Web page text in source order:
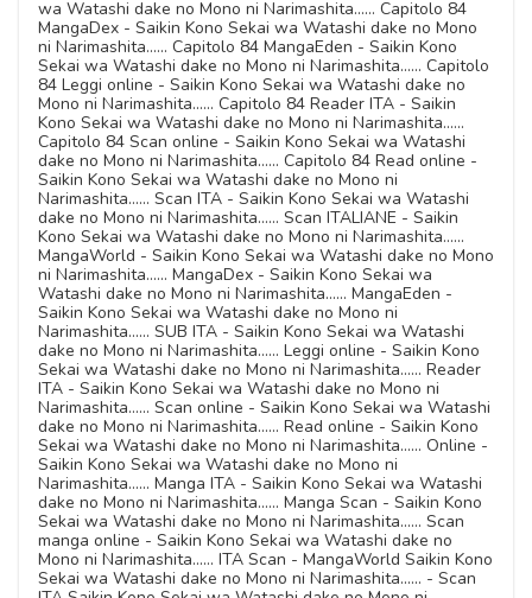
wa Watashi dake no Mono ni Narimashita...... Capitolo 84
MangaDex - Saikin Kono Sekai wa Watashi dake no Mono
ni Narimashita...... Capitolo 84 MangaEden - Saikin Kono
Sekai wa Watashi dake no Mono ni Narimashita...... Capitolo
84 Leggi online - Saikin Kono Sekai wa Watashi dake no
Mono ni Narimashita...... Capitolo 84 Reader ITA - Saikin
Kono Sekai wa Watashi dake no Mono ni Narimashita......
Capitolo 84 Scan online - Saikin Kono Sekai wa Watashi
dake no Mono ni Narimashita...... Capitolo 84 Read online -
Saikin Kono Sekai wa Watashi dake no Mono ni
Narimashita...... Scan ITA - Saikin Kono Sekai wa Watashi
dake no Mono ni Narimashita...... Scan ITALIANE - Saikin
Kono Sekai wa Watashi dake no Mono ni Narimashita......
MangaWorld - Saikin Kono Sekai wa Watashi dake no Mono
ni Narimashita...... MangaDex - Saikin Kono Sekai wa
Watashi dake no Mono ni Narimashita...... MangaEden -
Saikin Kono Sekai wa Watashi dake no Mono ni
Narimashita...... SUB ITA - Saikin Kono Sekai wa Watashi
dake no Mono ni Narimashita...... Leggi online - Saikin Kono
Sekai wa Watashi dake no Mono ni Narimashita...... Reader
ITA - Saikin Kono Sekai wa Watashi dake no Mono ni
Narimashita...... Scan online - Saikin Kono Sekai wa Watashi
dake no Mono ni Narimashita...... Read online - Saikin Kono
Sekai wa Watashi dake no Mono ni Narimashita...... Online -
Saikin Kono Sekai wa Watashi dake no Mono ni
Narimashita...... Manga ITA - Saikin Kono Sekai wa Watashi
dake no Mono ni Narimashita...... Manga Scan - Saikin Kono
Sekai wa Watashi dake no Mono ni Narimashita...... Scan
manga online - Saikin Kono Sekai wa Watashi dake no
Mono ni Narimashita...... ITA Scan - MangaWorld Saikin Kono
Sekai wa Watashi dake no Mono ni Narimashita...... - Scan